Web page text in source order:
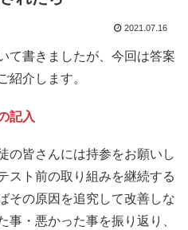
2021.07.16
て書きましたが、今回は答案
紹介します。
記入
皆さんには持参をお願いし
スト前の取り組みを継続する
その原因を追究して改善しな
事・悪かった事を振り返り、